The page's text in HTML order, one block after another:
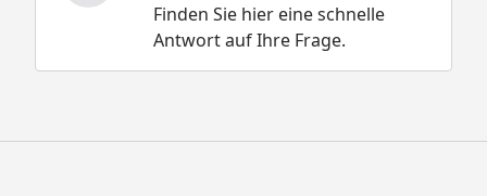
Finden Sie hier eine schnelle
Antwort auf Ihre Frage.